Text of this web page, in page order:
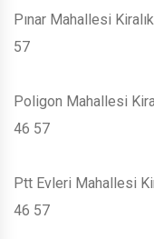
Pınar Mahallesi
57
Poligon Mahallesi
46 57
Ptt Evleri Mahallesi
46 57